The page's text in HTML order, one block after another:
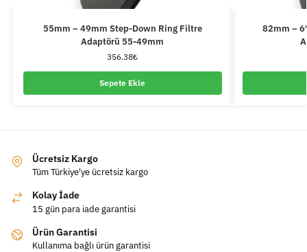
55mm – 49mm Step-Down Ring Filtre
Adaptörü 55-49mm
356.38₺
Sepete Ekle
82mm –
Ücretsiz Kargo
Tüm Türkiye'ye ücretsiz kargo
Kolay İade
15 gün para iade garantisi
Ürün Garantisi
Kullanıma bağlı ürün garantisi